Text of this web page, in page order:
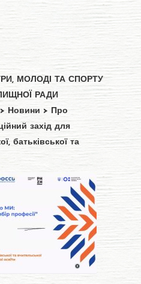
МОЛОДІ ТА СПОРТУ
РАДИ
> Новини > Про
захід для
батьківської та